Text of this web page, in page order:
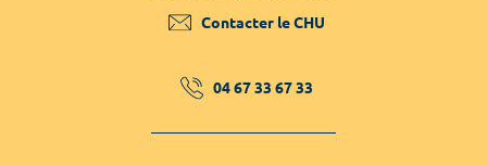
Contacter le CHU
04 67 33 67 33